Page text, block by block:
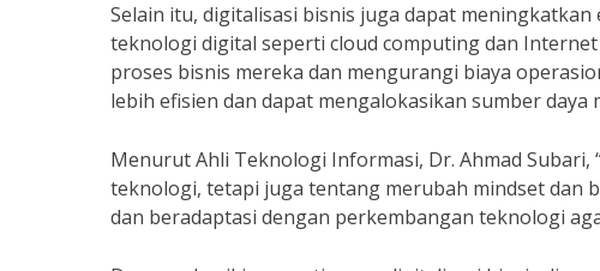
Selain itu, digitalisasi bisnis juga dapat
teknologi digital seperti cloud computing dan
proses bisnis mereka dan mengurangi biaya
lebih efisien dan dapat mengalokasikan sumber
Menurut Ahli Teknologi Informasi, Dr. Ahmad
teknologi, tetapi juga tentang merubah mindset dan
dan beradaptasi dengan perkembangan teknologi